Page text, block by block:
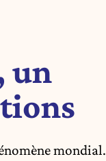
un
mondial.